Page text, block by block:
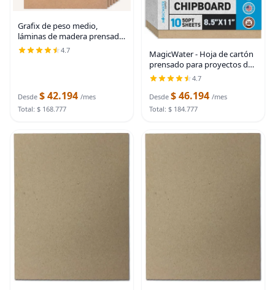
Grafix de peso medio,
láminas de madera prensada
de 12 x 12 pulgadas, paquete
de 25 unidades de color
4.7
Desde $ 42.194 /mes
Total: $ 168.777
MagicWater - Hoja de cartón
prensado para proyectos de
bricolaje - 8.5 x 11 pulgadas -
Paquete de 10 - 50 pt - Kraft
resistente. (0.050 pulgadas de
4.7
Desde $ 46.194 /mes
Total: $ 184.777